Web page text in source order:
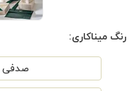
رنگ میناکاری:
صدفی